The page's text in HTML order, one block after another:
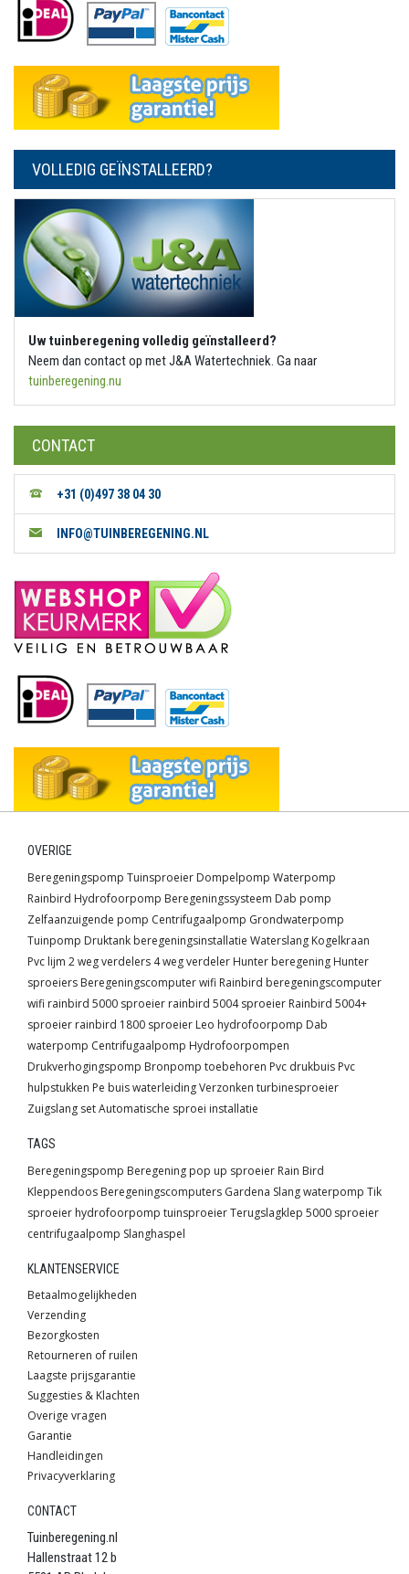
VOLLEDIG GEÏNSTALLEERD?
Uw tuinberegening volledig geïnstalleerd?
Neem dan contact op met J&A Watertechniek. Ga naar
tuinberegening.nu
CONTACT
+31 (0)497 38 04 30
INFO@TUINBEREGENING.NL
OVERIGE
Beregeningspomp Tuinsproeier Dompelpomp Waterpomp
Rainbird Hydrofoorpomp Beregeningssysteem Dab pomp
Zelfaanzuigende pomp Centrifugaalpomp Grondwaterpomp
Tuinpomp Druktank beregeningsinstallatie Waterslang Kogelkraan
Pvc lijm 2 weg verdelers 4 weg verdeler Hunter beregening Hunter
sproeiers Beregeningscomputer wifi Rainbird beregeningscomputer
wifi rainbird 5000 sproeier rainbird 5004 sproeier Rainbird 5004+
sproeier rainbird 1800 sproeier Leo hydrofoorpomp Dab
waterpomp Centrifugaalpomp Hydrofoorpompen
Drukverhogingspomp Bronpomp toebehoren Pvc drukbuis Pvc
hulpstukken Pe buis waterleidingVerzonken turbinesproeier
Zuigslang setAutomatische sproei installatie
TAGS
Beregeningspomp Beregening pop up sproeier Rain Bird
Kleppendoos Beregeningscomputers Gardena Slangwaterpomp Tik
sproeier hydrofoorpomp tuinsproeierTerugslagklep 5000 sproeier
centrifugaalpomp Slanghaspel
KLANTENSERVICE
Betaalmogelijkheden
Verzending
Bezorgkosten
Retourneren of ruilen
Laagste prijsgarantie
Suggesties & Klachten
Overige vragen
Garantie
Handleidingen
Privacyverklaring
CONTACT
Tuinberegening.nl
Hallenstraat 12 b